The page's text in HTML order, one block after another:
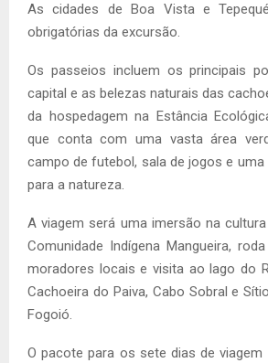
As cidades de Boa Vista e
obrigatórias da excursão.
Os passeios incluem os principais
capital e as belezas naturais das
da hospedagem na Estância
que conta com uma vasta área
campo de futebol, sala de jogos e
para a natureza.
A viagem será uma imersão na
Comunidade Indígena Mangueira,
moradores locais e visita ao lago do
Cachoeira do Paiva, Cabo Sobral e
Fogoió.
O pacote para os sete dias de viagem